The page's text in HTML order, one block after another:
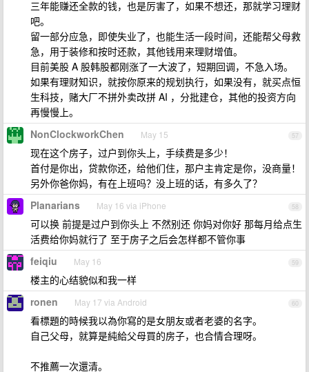
三年能赚还全款的钱，也是厉害了，如果不想还，那就学习理财
吧。
留一部分应急，即使失业了，也能生活一段时间，还能帮父母救
急，用于装修和按时还款，其他钱用来理财增值。
目前美股 A 股韩股都刚涨了一大波了，短期回调，不急入场。
如果有理财知识，就按你原来的规划执行，如果没有，就买点恒
生科技，赌大厂不拼外卖改拼 AI ，分批建仓，其他的投资方向
再慢慢上。
57
NonClockworkChen May 15
现在这个房子，过户到你头上，手续费是多少！
首付是你出，贷款你还，给他们住，那户主肯定是你，没商量！
另外你爸你妈，有在上班吗？没上班的话，有多久了？
58
Planarians May 16 via iPhone
可以换 前提是过户到你头上 不然别还 你妈对你好 那每月给点生
活费给你妈就行了 至于房子之后会怎样都不管你事
59
feiqiu May 16
楼主的心结貌似和我一样
60
ronen May 17 via Android
看標題的時候我以為你寫的是女朋友或者老婆的名字。
自己父母，就算是純給父母買的房子，也合情合理呀。
不推薦一次還清。